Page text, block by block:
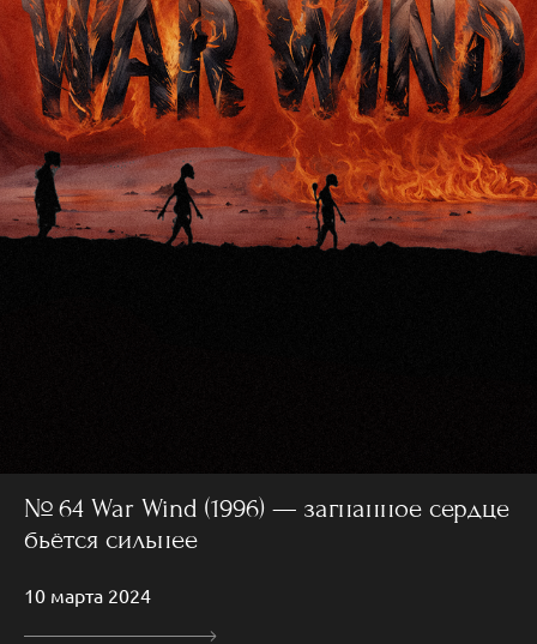
№ 64 War Wind (1996) — загнанное сердце
бьётся сильнее
10 марта 2024